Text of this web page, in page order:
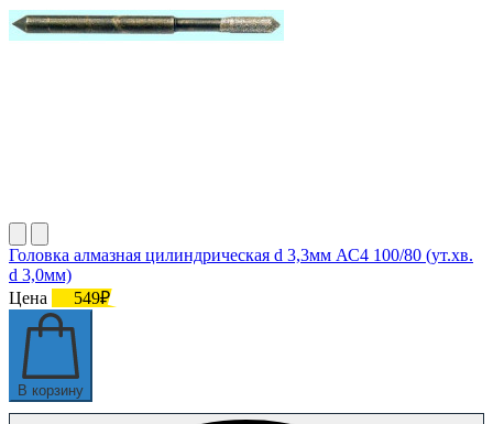
Головка алмазная цилиндрическая d 3,3мм АС4 100/80 (ут.хв.
d 3,0мм)
Цена
549₽
В корзину